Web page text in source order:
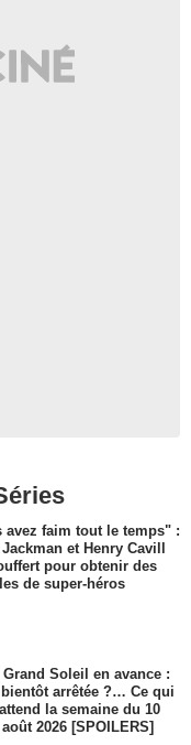
avez faim tout le temps" :
et Henry Cavill
pour obtenir des
de super-héros
Soleil en avance :
bientôt arrêtée ?… Ce qui
la semaine du 10
2026 [SPOILERS]